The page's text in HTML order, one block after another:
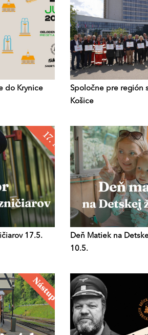
do Krynice
Spoločne pre región
Košice
17.5.
Deň Matiek na
10.5.